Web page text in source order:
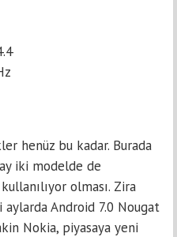
henüz bu kadar. Burada
iki modelde de
olması. Zira
Android 7.0 Nougat
Nokia, piyasaya yeni